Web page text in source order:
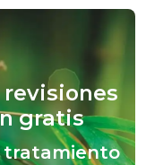
revisiones
gratis
tratamiento